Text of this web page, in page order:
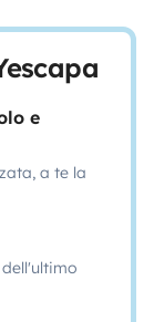
e
a te la